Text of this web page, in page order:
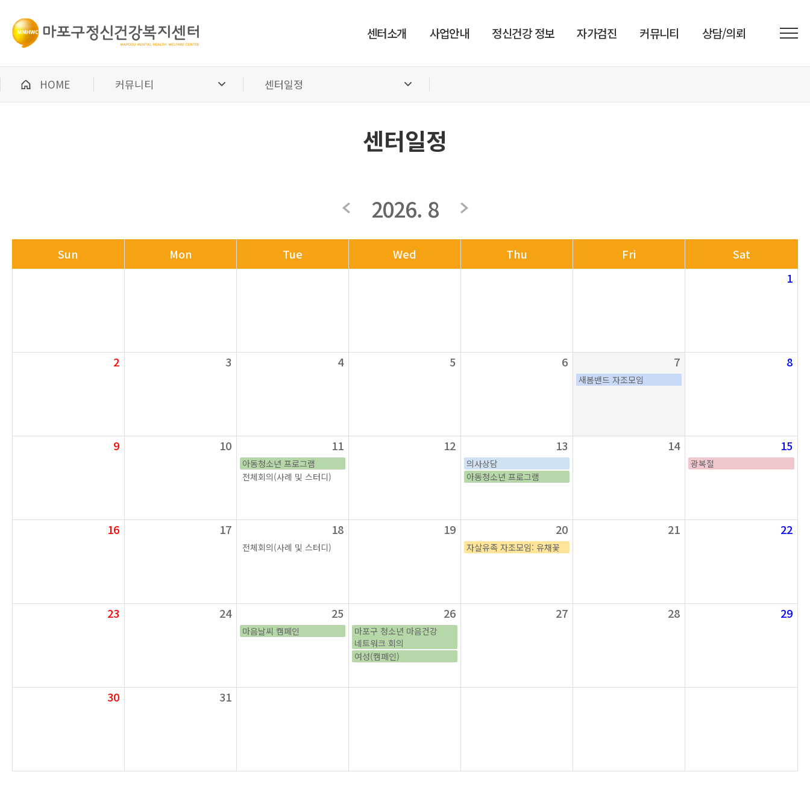
센터소개 사업안내 정신건강 정보 자가검진 커뮤니티 상담/의뢰
HOME 커뮤니티 센터일정
센터일정
2026. 8
Sun Mon Tue Wed Thu Fri
Sat
1
2 3 4 5 6 7
새봄밴드 자조모임
8
9 10 11
아동청소년 프로그램
전체회의(사례 및 스터디)
12 13
의사상담
아동청소년 프로그램
14 15
광복절
16 17 18
전체회의(사례 및 스터디)
19 20
자살유족 자조모임: 유채꽃
21 22
23 24 25
마음날씨 캠페인
26
마포구 청소년 마음건강
네트워크 회의
여성(캠페인)
27 28 29
30 31